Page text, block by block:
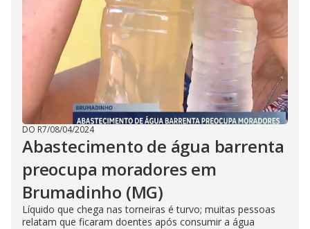
DO R7/08/04/2024
Abastecimento de água barrenta
preocupa moradores em
Brumadinho (MG)
Líquido que chega nas torneiras é turvo; muitas pessoas
relatam que ficaram doentes após consumir a água